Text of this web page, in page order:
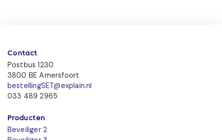
Contact
Postbus 1230
3800 BE Amersfoort
bestellingSET@explain.nl
033 489 2965
Producten
Beveiliger 2